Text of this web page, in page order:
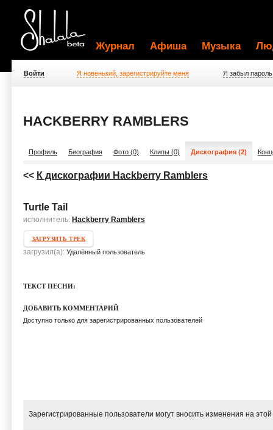
Журнал Афиша Музыка
Войти Я новенький, зарегистрируйте меня Я забыл пароль
HACKBERRY RAMBLERS
Профиль Биография Фото (0) Клипы (0) Дискография (2)
<< К дискографии Hackberry Ramblers
Turtle Tail
исполнитель: Hackberry Ramblers
ЗАГРУЗИТЬ ТРЕК
загрузил(а): Удалённый пользователь
ТЕКСТ ПЕСНИ:
ДОБАВИТЬ КОММЕНТАРИЙ
Доступно только для зарегистрированных пользователей
Зарегистрированные пользователи могут вносить изменения на